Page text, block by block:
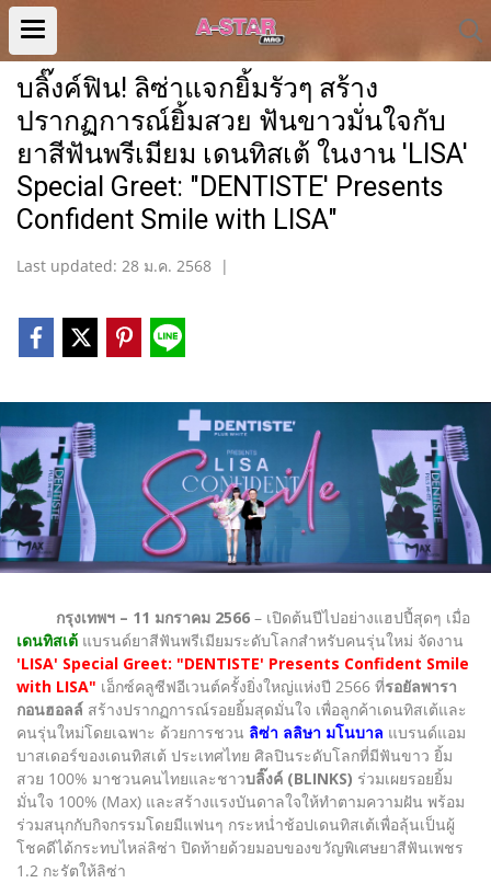
บลิ๊งค์ฟิน! ลิซ่าแจกยิ้มรัวๆ สร้าง
ปรากฏการณ์ยิ้มสวย ฟันขาวมั่นใจกับ
ยาสีฟันพรีเมียม เดนทิสเต้ ในงาน 'LISA'
Special Greet: "DENTISTE' Presents
Confident Smile with LISA"
Last updated: 28 ม.ค. 2568 |
กรุงเทพฯ – 11 มกราคม 2566 – เปิดต้นปีไปอย่างแฮปปี้สุดๆ เมื่อ
เดนทิสเต้ แบรนด์ยาสีฟันพรีเมียมระดับโลกสำหรับคนรุ่นใหม่ จัดงาน
'LISA' Special Greet: "DENTISTE' Presents Confident Smile
with LISA" เอ็กซ์คลูซีฟอีเวนต์ครั้งยิ่งใหญ่แห่งปี 2566 ที่รอยัลพารา
กอนฮอลล์ สร้างปรากฏการณ์รอยยิ้มสุดมั่นใจ เพื่อลูกค้าเดนทิสเต้และ
คนรุ่นใหม่โดยเฉพาะ ด้วยการชวน ลิซ่า ลลิษา มโนบาล แบรนด์แอม
บาสเดอร์ของเดนทิสเต้ ประเทศไทย ศิลปินระดับโลกที่มีฟันขาว ยิ้ม
สวย 100% มาชวนคนไทยและชาวบลิ๊งค์ (BLINKS) ร่วมเผยรอยยิ้ม
มั่นใจ 100% (Max) และสร้างแรงบันดาลใจให้ทำตามความฝัน พร้อม
ร่วมสนุกกับกิจกรรมโดยมีแฟนๆ กระหน่ำช้อปเดนทิสเต้เพื่อลุ้นเป็นผู้
โชคดีได้กระทบไหล่ลิซ่า ปิดท้ายด้วยมอบของขวัญพิเศษยาสีฟันเพชร
1.2 กะรัตให้ลิซ่า